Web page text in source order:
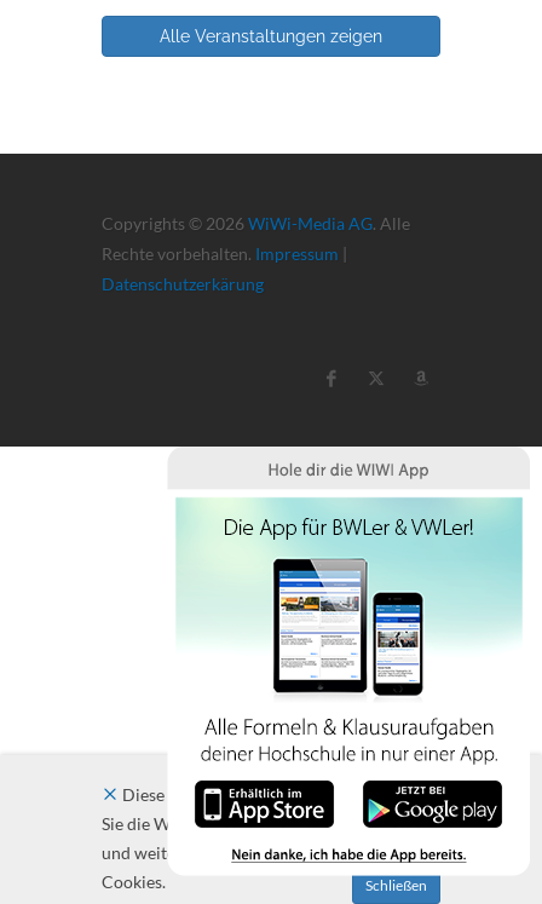
Alle Veranstaltungen zeigen
Copyrights © 2026 WiWi-Media AG. Alle
Rechte vorbehalten. Impressum |
Datenschutzerkärung
Diese Website verwendet Cookies. Indem
Sie die Website und ihre Angebote nutzen
und weiter navigieren, akzeptieren Sie diese
Cookies.
Schließen